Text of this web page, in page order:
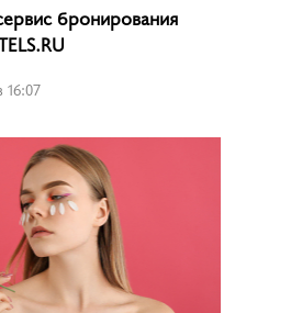
бронирования
16:07